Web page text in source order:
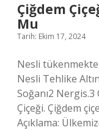
Çiğdem
Mu
Tarih: Ekim 17, 2024
Nesli
Nesli Tehlike
Soğanı2
Çiçeği. Çiğdem
Açıklama: